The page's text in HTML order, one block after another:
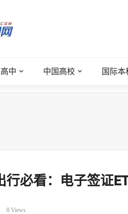
中 中国高校 国际本
行必看：电子签证
0 Views